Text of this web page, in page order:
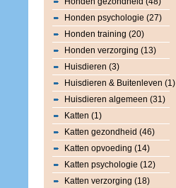
Honden psychologie (27)
Honden training (20)
Honden verzorging (13)
Huisdieren (3)
Huisdieren & Buitenleven (1)
Huisdieren algemeen (31)
Katten (1)
Katten gezondheid (46)
Katten opvoeding (14)
Katten psychologie (12)
Katten verzorging (18)